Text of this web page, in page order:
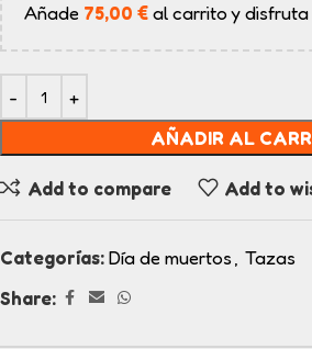
Añade 75,00 €al carrito y
AÑADIR AL
Add to compare Add to
Categorías:Día de muertos, Tazas
Share: